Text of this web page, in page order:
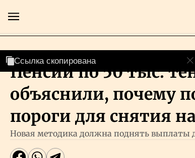
Главная
Бизнес
Рынки
Пенсии по 50 тыс.
объяснили, почему
пороги для снятия
Новая методика должна поднять выплаты
Ссылка скопирована
Ссылка скопирована